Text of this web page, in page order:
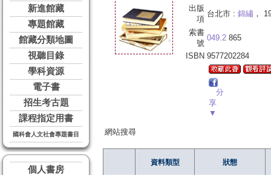
新進館藏
專題館藏
館藏分類地圖
視聽目錄
學科資源
電子書
招生考古題
課程指定用書
國科會人文社會專題書目
個人書房
出版
項
台北市 : 錦繡 ，
索書
號
049.2 865
ISBN 9577202284
分
享
▼
網站搜尋
資料類型 狀態